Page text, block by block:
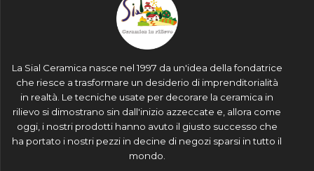
La Sial Ceramica nasce nel 1997 da un'idea della fondatrice
che riesce a trasformare un desiderio di imprenditorialità
in realtà. Le tecniche usate per decorare la ceramica in
rilievo si dimostrano sin dall'inizio azzeccate e, allora come
oggi, i nostri prodotti hanno avuto il giusto successo che
ha portato i nostri pezzi in decine di negozi sparsi in tutto il
mondo.